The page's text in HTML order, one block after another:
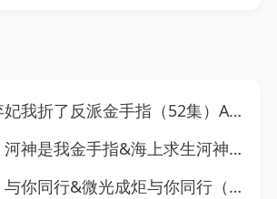
我折了反派金手指（52集）AI短剧
金手指&海上求生河神是我金手指（79集）AI短剧
同行&微光成炬与你同行（28集）AI短剧